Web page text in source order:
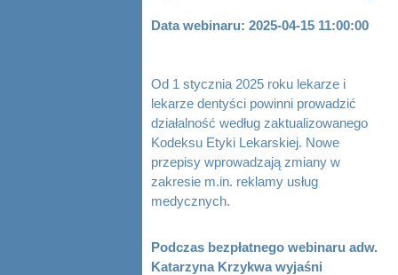
Data webinaru: 2025-04-15 11:00:00
Od 1 stycznia 2025 roku lekarze i
lekarze dentyści powinni prowadzić
działalność według zaktualizowanego
Kodeksu Etyki Lekarskiej. Nowe
przepisy wprowadzają zmiany w
zakresie m.in. reklamy usług
medycznych.
Podczas bezpłatnego webinaru adw.
Katarzyna Krzykwa wyjaśni